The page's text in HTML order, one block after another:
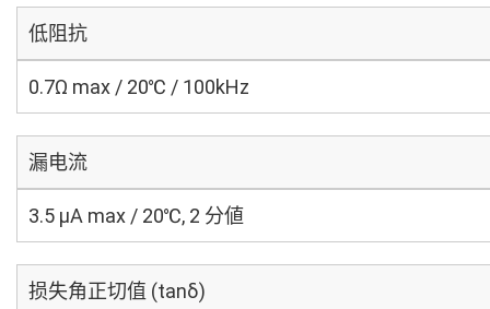
低阻抗
0.7Ω max / 20℃ / 100kHz
漏电流
3.5 μA max / 20℃, 2 分値
损失角正切值 (tanδ)